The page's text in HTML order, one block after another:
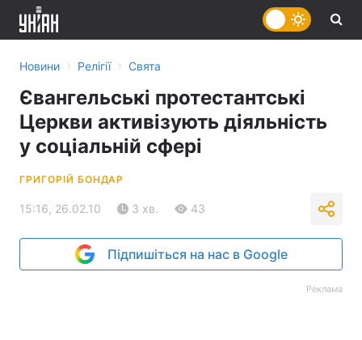
Новини › Релігії › Свята
Євангельські протестантські
Церкви активізують діяльність
у соціальній сфері
ГРИГОРІЙ БОНДАР
15:16, 26.02.10 3 хв. 43
Підпишіться на нас в Google
Реклама